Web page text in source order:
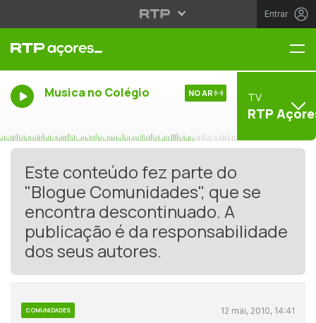
Entrar
Musica no Colégio NO AR TV
RTP
Este conteúdo fez parte do
"Blogue Comunidades", que se
encontra descontinuado. A
publicação é da responsabilidade
dos seus autores.
COMUNIDADES 12 mai, 2010, 14:41